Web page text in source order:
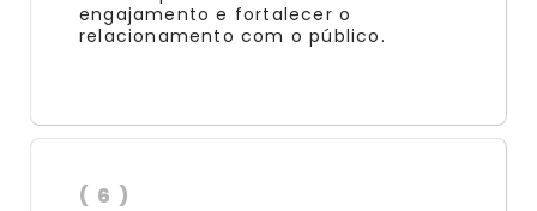
engajamento e fortalecer o
relacionamento com o público.
( 6 )